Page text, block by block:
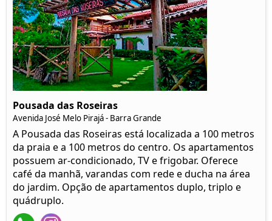
Pousada das Roseiras
Avenida José Melo Pirajá - Barra Grande
A Pousada das Roseiras está localizada a 100 metros
da praia e a 100 metros do centro. Os apartamentos
possuem ar-condicionado, TV e frigobar. Oferece
café da manhã, varandas com rede e ducha na área
do jardim. Opção de apartamentos duplo, triplo e
quádruplo.